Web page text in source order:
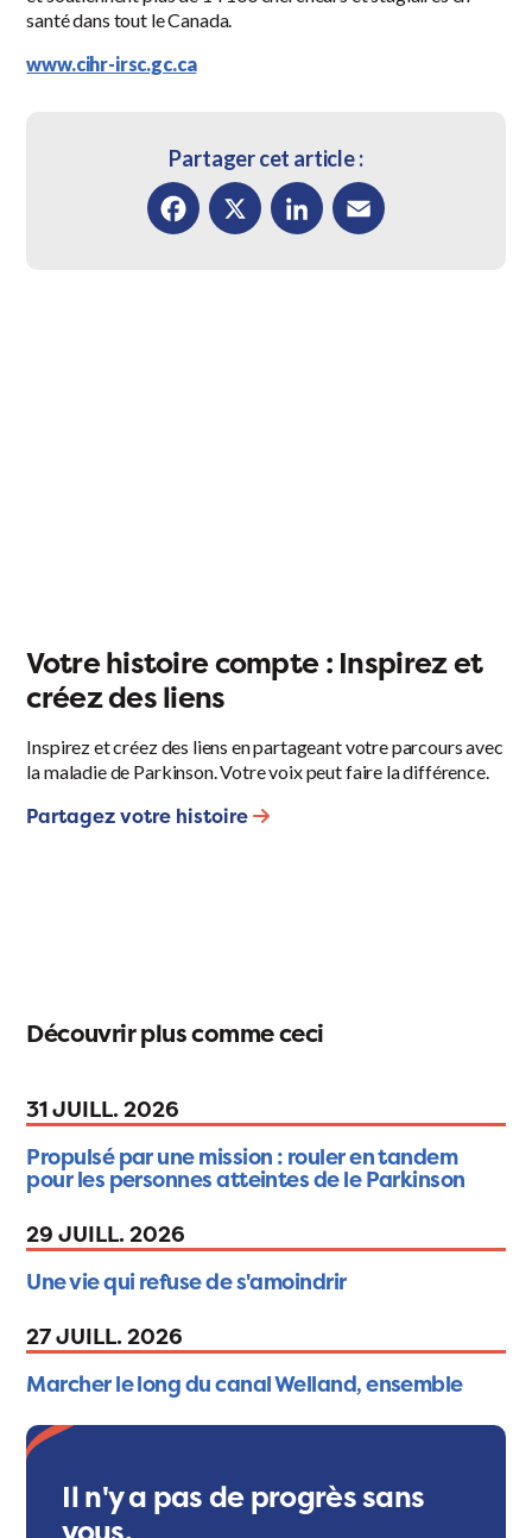
santé dans tout le Canada.
www.cihr-irsc.gc.ca
Partager cet article :
Votre histoire compte : Inspirez et
créez des liens
Inspirez et créez des liens en partageant votre parcours avec
la maladie de Parkinson. Votre voix peut faire la différence.
Partagez votre histoire
Découvrir plus comme ceci
31 JUILL. 2026
Propulsé par une mission : rouler en tandem
pour les personnes atteintes de le Parkinson
29 JUILL. 2026
Une vie qui refuse de s'amoindrir
27 JUILL. 2026
Marcher le long du canal Welland, ensemble
Il n'y a pas de progrès sans